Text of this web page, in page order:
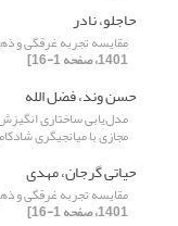
حاجلو، نادر
مقایسه تجربه غرقگی و
1401، صفحه 1-16]
حسن وند، فضل الله
مجازی با میانجی‎گری شادکامی
حیاتی گرجان، مهدی
مقایسه تجربه غرقگی و
1401، صفحه 1-16]